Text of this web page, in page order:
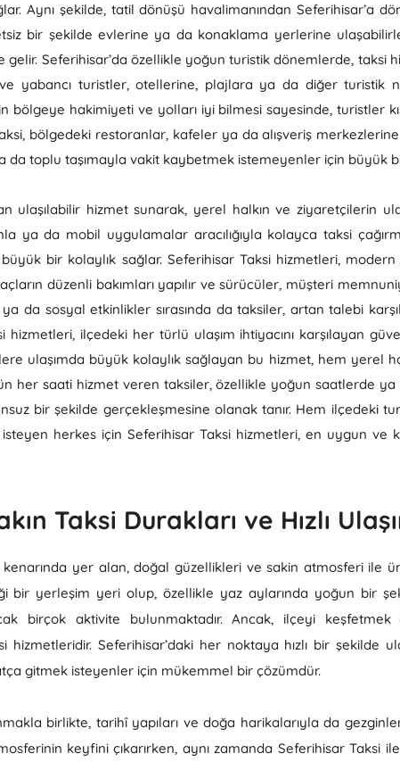
Aynı şekilde, tatil dönüşü havalimanından Seferihisar’a
bir şekilde evlerine ya da konaklama yerlerine
Seferihisar’da özellikle yoğun turistik dönemlerde, taksi
yabancı turistler, otellerine, plajlara ya da diğer turistik
bölgeye hakimiyeti ve yolları iyi bilmesi sayesinde, turistler
bölgedeki restoranlar, kafeler ya da alışveriş merkezlerine
toplu taşımayla vakit kaybetmek istemeyenler için büyük
ulaşılabilir hizmet sunarak, yerel halkın ve ziyaretçilerin
ya da mobil uygulamalar aracılığıyla kolayca taksi
bir kolaylık sağlar. Seferihisar Taksi hizmetleri, modern
düzenli bakımları yapılır ve sürücüler, müşteri
da sosyal etkinlikler sırasında da taksiler, artan talebi
ilçedeki her türlü ulaşım ihtiyacını karşılayan
ulaşımda büyük kolaylık sağlayan bu hizmet, hem yerel
her saati hizmet veren taksiler, özellikle yoğun saatlerde
bir şekilde gerçekleşmesine olanak tanır. Hem ilçedeki
herkes için Seferihisar Taksi hizmetleri, en uygun ve
Taksi Durakları ve Hızlı
kenarında yer alan, doğal güzellikleri ve sakin atmosferi ile
bir yerleşim yeri olup, özellikle yaz aylarında yoğun bir
birçok aktivite bulunmaktadır. Ancak, ilçeyi
Seferihisar’daki her noktaya hızlı bir şekilde
gitmek isteyenler için mükemmel bir çözümdür.
birlikte, tarihî yapıları ve doğa harikalarıyla da
keyfini çıkarırken, aynı zamanda Seferihisar Taksi